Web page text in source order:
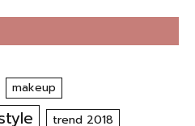
makeup
trend 2018